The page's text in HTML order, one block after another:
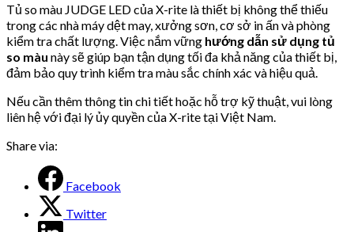
Tủ so màu JUDGE LED của X-rite là thiết bị không thể thiếu
trong các nhà máy dệt may, xưởng sơn, cơ sở in ấn và phòng
kiểm tra chất lượng. Việc nắm vững hướng dẫn sử dụng tủ
so màu này sẽ giúp bạn tận dụng tối đa khả năng của thiết bị,
đảm bảo quy trình kiểm tra màu sắc chính xác và hiệu quả.
Nếu cần thêm thông tin chi tiết hoặc hỗ trợ kỹ thuật, vui lòng
liên hệ với đại lý ủy quyền của X-rite tại Việt Nam.
Share via:
Facebook
Twitter